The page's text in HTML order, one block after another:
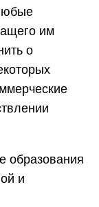
им
о
образования
и